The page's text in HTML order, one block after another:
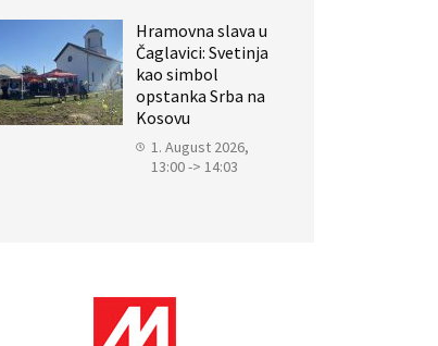
Hramovna slava u
Čaglavici: Svetinja
kao simbol
opstanka Srba na
Kosovu
1. August 2026,
13:00 -> 14:03